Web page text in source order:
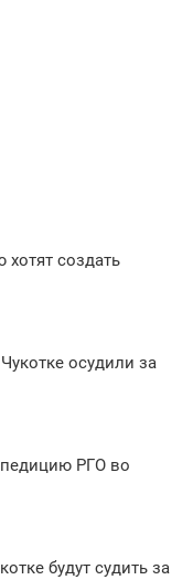
создать
осудили за
РГО во
будут судить за